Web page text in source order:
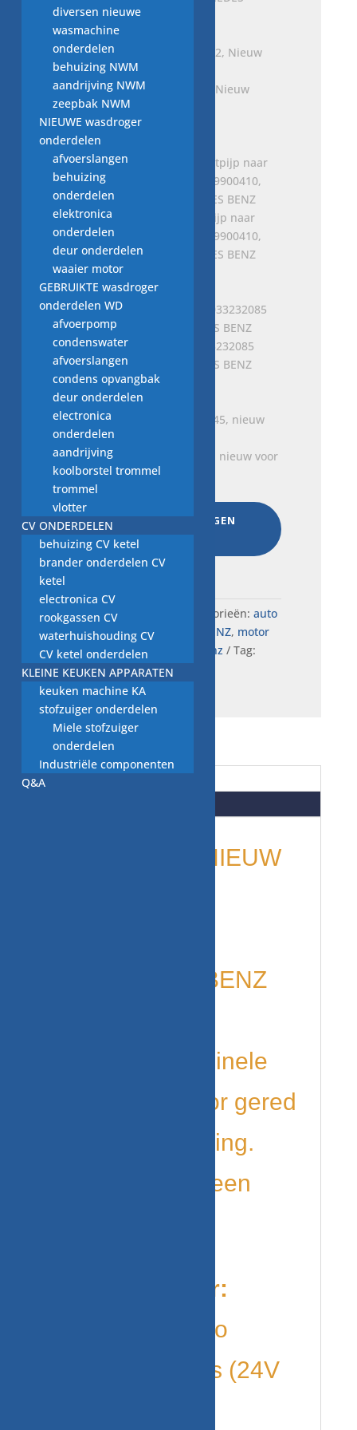
€38,00Oorspronkelijke
prijs
€ 38,00.
€32,50
Remschijf , A0004212712, Nieuw
onderdeel
€ 150,00Oorspronkelijke
was:
€89,95
Bout voor voorste uitlaatpijp naar
achterste uitlaatpijp A1299900410,
NIEUW origineel MERCEDES BENZ
€2,00
Stabilisator rubber, A2033232085
nieuw origineel MERCEDES BENZ
€9,00
Wisserblad, A6388201145, nieuw voor
MERCEDES BENZ
€12,00
AAN WINKELWAGEN
TOEVOEGEN
Total:€454,45
SKU: H3.10..90363 Categorieën: auto
onderdelen MERCEDES BENZ, motor
onderdelen Mercedes Benz
Tag:
Origineel Mercedes
Beschrijving
onderdelen: NIEUW
MERCEDES BENZ
sleutelen: Originele
PSH Startmotor gered
van de verspilling.
Kwaliteit voor een
Geschikt voor:
Mercedes Vario
bedrijfswagens (24V
diversen nieuwe
wasmachine
onderdelen
behuizing NWM
aandrijving NWM
zeepbak NWM
NIEUWE wasdroger
onderdelen
afvoerslangen
behuizing
onderdelen
elektronica
onderdelen
deur onderdelen
waaier motor
GEBRUIKTE wasdroger
onderdelen WD
afvoerpomp
condenswater
afvoerslangen
condens opvangbak
deur onderdelen
electronica
onderdelen
aandrijving
koolborstel trommel
trommel
vlotter
CV ONDERDELEN
behuizing CV ketel
brander onderdelen CV
ketel
electronica CV
rookgassen CV
waterhuishouding CV
CV ketel onderdelen
KLEINE KEUKEN APPARATEN
keuken machine KA
stofzuiger onderdelen
Miele stofzuiger
onderdelen
Industriële componenten
Q&A